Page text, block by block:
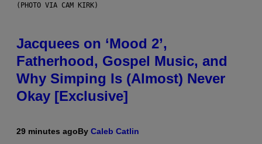
(PHOTO VIA CAM KIRK)
Jacquees on ‘Mood 2’,
Fatherhood, Gospel Music, and
Why Simping Is (Almost) Never
Okay [Exclusive]
29 minutes agoBy Caleb Catlin